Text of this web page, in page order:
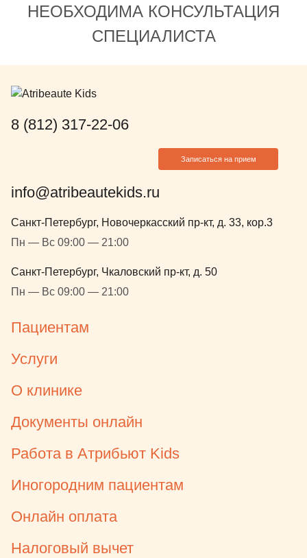
НЕОБХОДИМА КОНСУЛЬТАЦИЯ
СПЕЦИАЛИСТА
8 (812) 317-22-06
Записаться на прием
info@atribeautekids.ru
Санкт-Петербург, Новочеркасский пр-кт, д. 33, кор.3
Пн — Вс 09:00 — 21:00
Санкт-Петербург, Чкаловский пр-кт, д. 50
Пн — Вс 09:00 — 21:00
Пациентам
Услуги
О клинике
Документы онлайн
Работа в Атрибьют Kids
Иногородним пациентам
Онлайн оплата
Налоговый вычет